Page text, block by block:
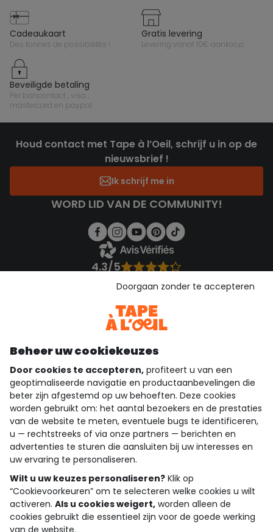
cadeaukaart
des tonnes de possibilités !
gratis levering
levering vanaf 10€ aankoop
beveiligde betaling
per bancontact , visa ,
mastercard en paypal
Houd contact met Tape à l’Oeil, schrijf u in op de
nieuwsbrief !
Ik schrijf me in
WORD LID VAN DE COMMUNITY!
4.3/5
Bekijk de vertrouwensverklaring
Download onze applicatie
Ontdek onze applicatie
wie zijn we?
hulp nodig
loyalty club
onze catalogus
Algemene verkoop en gebruiksvoorwaarden
Beheer uw cookiekeuzes
Door cookies te accepteren, profiteert u van een
geoptimaliseerde navigatie en productaanbevelingen die
beter zijn afgestemd op uw behoeften. Deze cookies
worden gebruikt om: het aantal bezoekers en de prestaties
van de website te meten, eventuele bugs te identificeren,
u — rechtstreeks of via onze partners — berichten en
advertenties te sturen die aansluiten bij uw interesses en
uw ervaring te personaliseren.
Wilt u uw keuzes personaliseren? Klik op
“Cookievoorkeuren” om te selecteren welke cookies u wilt
activeren. Als u cookies weigert, worden alleen de
cookies gebruikt die essentieel zijn voor de goede werking
van de website.
Doorgaan zonder te accepteren